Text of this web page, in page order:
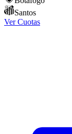
Santos
Ver Cuotas